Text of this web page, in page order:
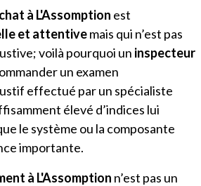
à L'Assomption est
et attentivemais qui n’est pas
voilà pourquoi un inspecteur
un examen
effectué par un spécialiste
élevé d’indices lui
le système ou la composante
importante.
à L'Assomption n’est pas un